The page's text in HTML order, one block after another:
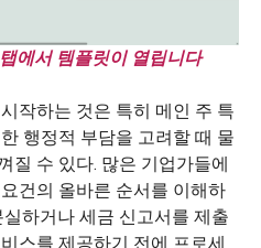
에서 템플릿이 열립니다
작하는 것은 특히 메인 주 특
행정적 부담을 고려할 때 물
질 수 있다. 많은 기업가들에
건의 올바른 순서를 이해하
하거나 세금 신고서를 제출
스를 제공하기 전에 프로세